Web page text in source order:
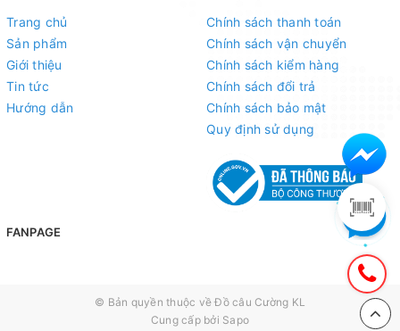
Trang chủ
Sản phẩm
Giới thiệu
Tin tức
Hướng dẫn
Chính sách thanh toán
Chính sách vận chuyển
Chính sách kiểm hàng
Chính sách đổi trả
Chính sách bảo mật
Quy định sử dụng
FANPAGE
© Bản quyền thuộc vềĐồ câu Cường KL
Cung cấp bởi Sapo